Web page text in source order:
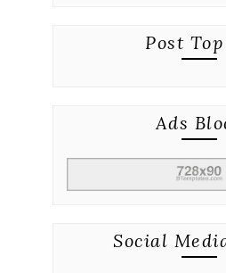
Post
Ads
Social